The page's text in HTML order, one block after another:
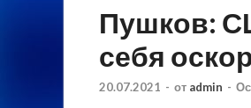
Пушков:
себя
20.07.2021 - от admin -